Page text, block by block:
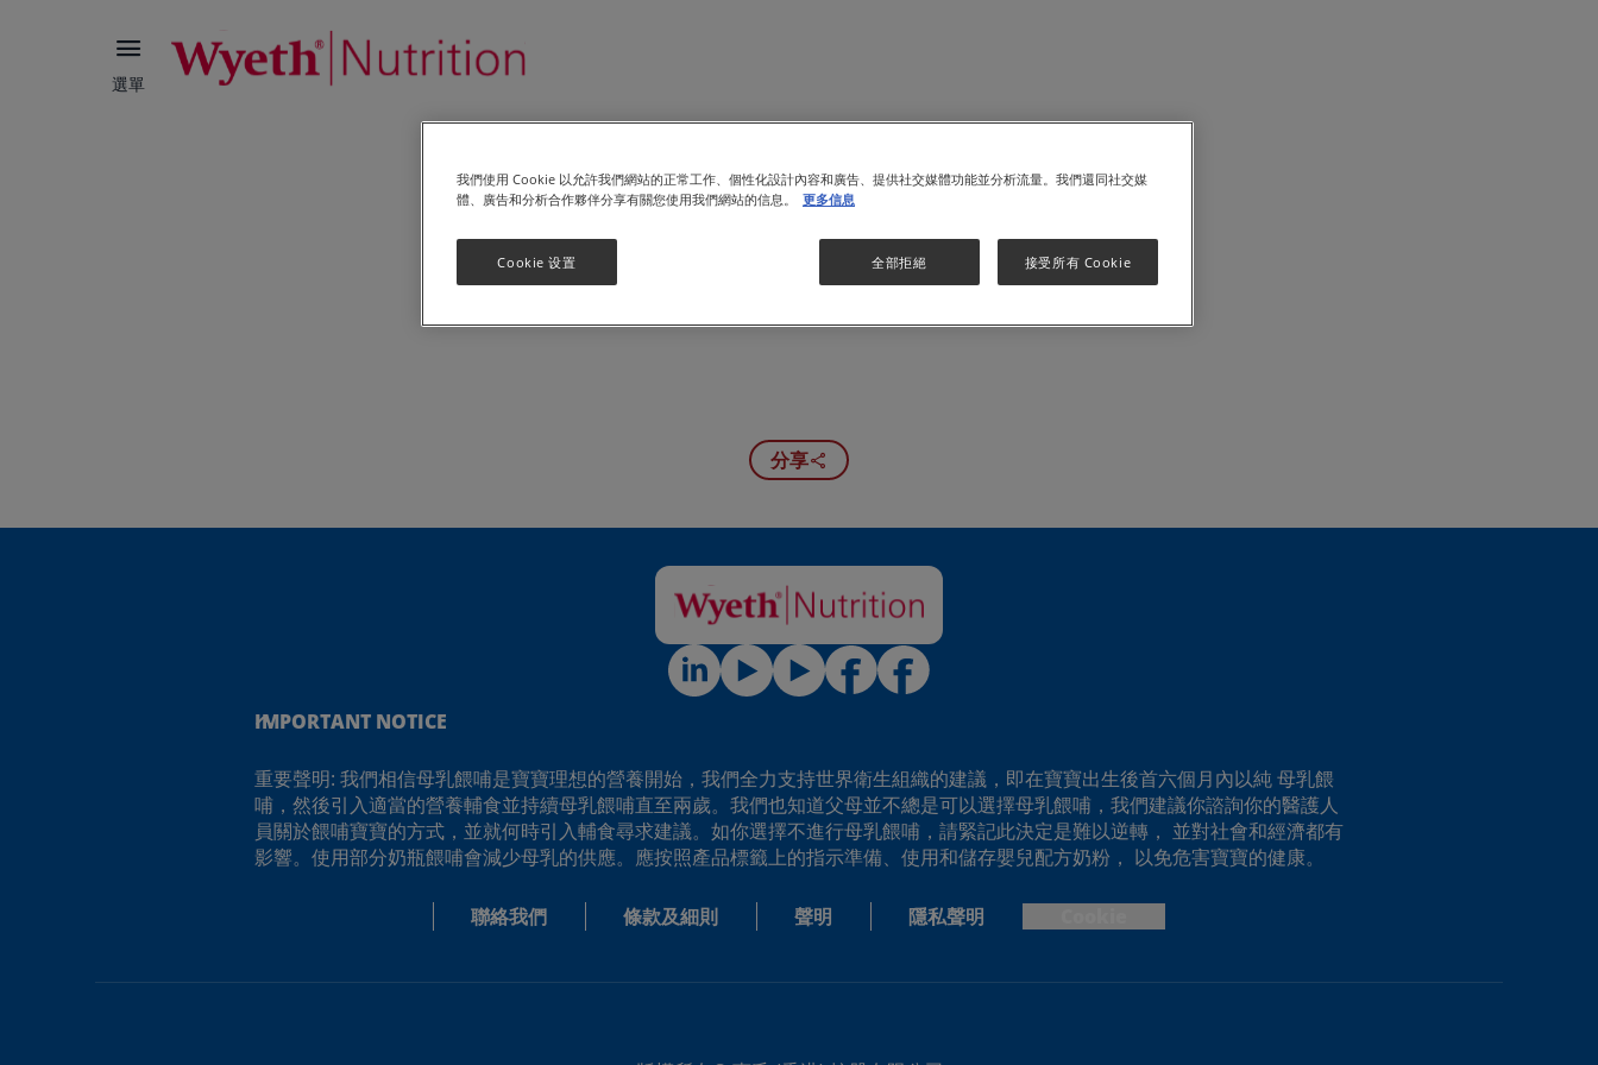
選單
Videos
分享
IMPORTANT NOTICE
重要聲明: 我們相信母乳餵哺是寶寶理想的營養開始，我們全力支持世界衛生組織的建議，即在寶寶出生後首六個月內以純 母乳餵
哺，然後引入適當的營養輔食並持續母乳餵哺直至兩歲。我們也知道父母並不總是可以選擇母乳餵哺，我們建議你諮詢你的醫護人
員關於餵哺寶寶的方式，並就何時引入輔食尋求建議。如你選擇不進行母乳餵哺，請緊記此決定是難以逆轉， 並對社會和經濟都有
影響。使用部分奶瓶餵哺會減少母乳的供應。應按照產品標籤上的指示準備、使用和儲存嬰兒配方奶粉， 以免危害寶寶的健康。
聯絡我們 條款及細則 聲明 隱私聲明
我們使用 Cookie 以允許我們網站的正常工作、個性化設計內容和廣告、提供社交媒體功能並分析流量。我們還同社交媒
體、廣告和分析合作夥伴分享有關您使用我們網站的信息。
更多信息
全部拒絕 接受所有 Cookie
Cookie 设置